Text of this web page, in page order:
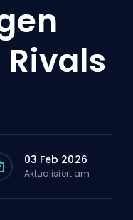
03 Feb 2026
Aktualisiert am